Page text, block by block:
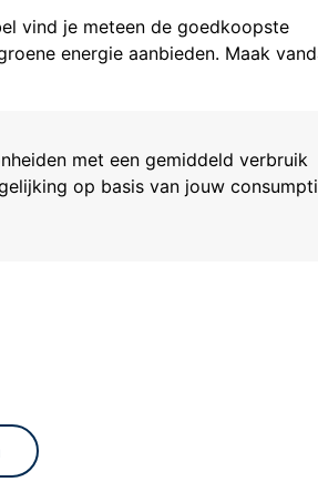
vind je meteen de goedkoopste
energie aanbieden. Maak
met een gemiddeld verbruik
op basis van jouw